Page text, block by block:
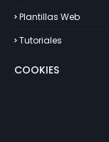
Plantillas Web
Tutoriales
COOKIES